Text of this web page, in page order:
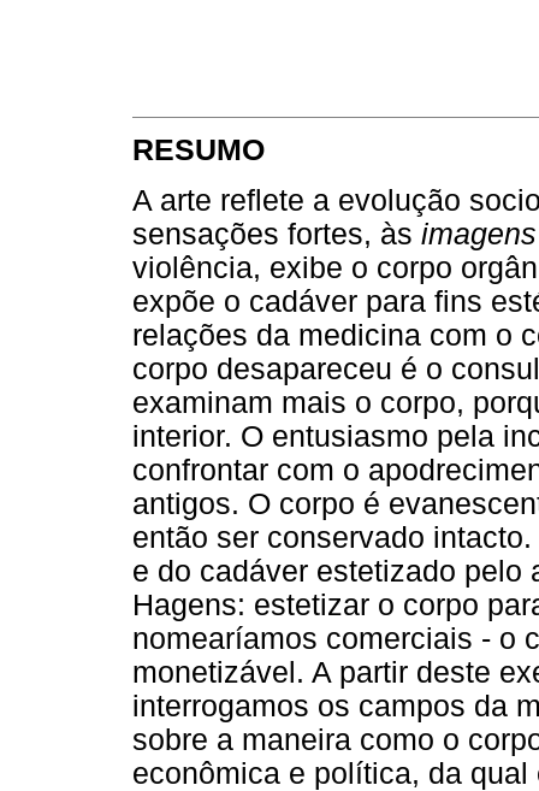
RESUMO
A arte reflete a evolução
sensações fortes, às
violência, exibe o corpo
expõe o cadáver para fins
relações da medicina com o
corpo desapareceu é o
examinam mais o corpo,
interior. O entusiasmo pela
confrontar com o
antigos. O corpo é
então ser conservado
e do cadáver estetizado pelo
Hagens: estetizar o corpo
nomearíamos comerciais - o
monetizável. A partir deste
interrogamos os campos da
sobre a maneira como o
econômica e política, da